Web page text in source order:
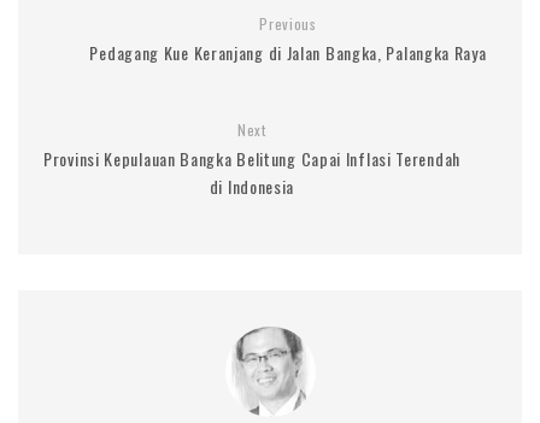
Previous
Pedagang Kue Keranjang di Jalan Bangka, Palangka Raya
Next
Provinsi Kepulauan Bangka Belitung Capai Inflasi Terendah
di Indonesia